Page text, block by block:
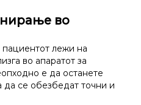
во
пациентот лежи на
во апаратот за
е да останете
се обезбедат точни и